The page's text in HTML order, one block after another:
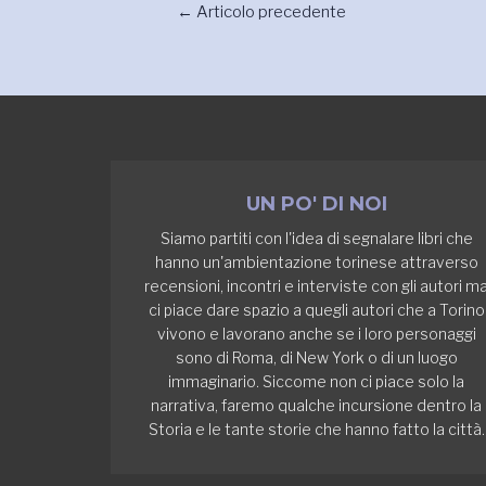
← Articolo precedente
UN PO' DI NOI
Siamo partiti con l'idea di segnalare libri che
hanno un'ambientazione torinese attraverso
recensioni, incontri e interviste con gli autori ma
ci piace dare spazio a quegli autori che a Torino
vivono e lavorano anche se i loro personaggi
sono di Roma, di New York o di un luogo
immaginario. Siccome non ci piace solo la
narrativa, faremo qualche incursione dentro la
Storia e le tante storie che hanno fatto la città.